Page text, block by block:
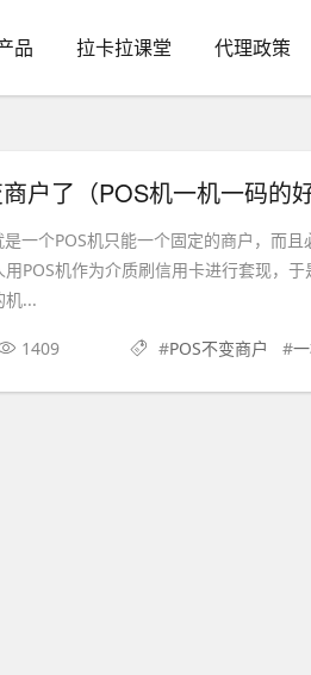
品 拉卡拉课堂 代理政策
户了（POS机一机一码的好
个POS机只能一个固定的商户，而且
POS机作为介质刷信用卡进行套现，
机...
1409 #POS不变商户 #